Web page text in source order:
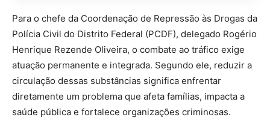
Para o chefe da Coordenação de Repressão às Drogas da
Polícia Civil do Distrito Federal (PCDF), delegado Rogério
Henrique Rezende Oliveira, o combate ao tráfico exige
atuação permanente e integrada. Segundo ele, reduzir a
circulação dessas substâncias significa enfrentar
diretamente um problema que afeta famílias, impacta a
saúde pública e fortalece organizações criminosas.